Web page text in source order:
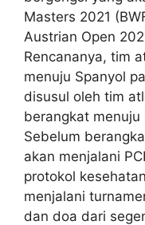
Masters 2021
Austrian Open
Rencananya, tim
menuju Spanyol
disusul oleh tim
berangkat menuju
Sebelum
akan menjalani
protokol
menjalani
dan doa dari